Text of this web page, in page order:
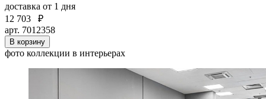
доставка от 1 дня
12 703
₽
арт. 7012358
В корзину
фото коллекции в интерьерах